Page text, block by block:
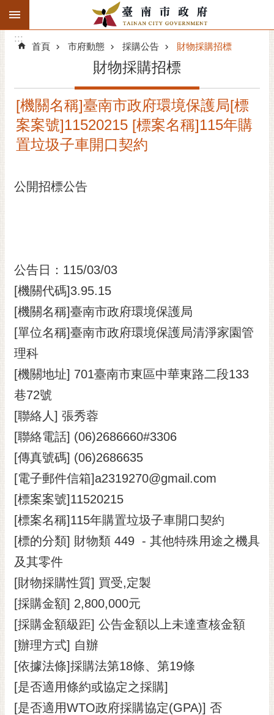
跳到主要內容區塊
搜
階
精彩府城
市府動態
黃
偉
哲
螢
光
花
桐
花
祭
網
站
導
覽
訂
閱
RSS
訂
閱
電
子
報
市
民
信
箱
:::
:::
首頁 市府動態 採購公告 財物採購招標
財物採購招標
[機關名稱]臺南市政府環境保護局[標
案案號]11520215 [標案名稱]115年購
置垃圾子車開口契約
公開招標公告
公告日：115/03/03
[機關代碼]3.95.15
[機關名稱]臺南市政府環境保護局
[單位名稱]臺南市政府環境保護局清淨家園管
理科
[機關地址] 701臺南市東區中華東路二段133
巷72號
[聯絡人] 張秀蓉
[聯絡電話] (06)2686660#3306
[傳真號碼] (06)2686635
[電子郵件信箱]a2319270@gmail.com
[標案案號]11520215
[標案名稱]115年購置垃圾子車開口契約
[標的分類] 財物類 449 - 其他特殊用途之機具
及其零件
[財物採購性質] 買受,定製
[採購金額] 2,800,000元
[採購金額級距] 公告金額以上未達查核金額
[辦理方式] 自辦
[依據法條]採購法第18條、第19條
[是否適用條約或協定之採購]
[是否適用WTO政府採購協定(GPA)] 否